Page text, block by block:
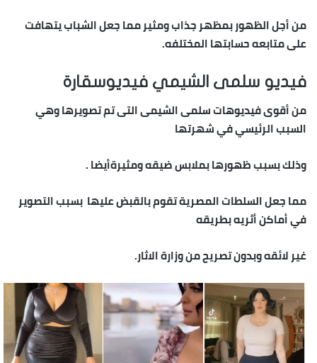
من أجل الظهور بمظهر جذاب ومثير مما جعل الشباب يتهافت
على متابعه حسابتها المختلفه.
فيديو سلمى الشيمي فيديوسقارة
من أقوى فيديوهات سلمى الشيمى التى تم تصويرها وهي
السبب الرئيسي في شهرتها
وذلك بسبب ظهورها بملابس ضيقه ومثيرةأيضا .
مما جعل السلطات المصرية تقوم بالقبض عليها بسبب التصوير
في أماكن أثريه بطريقه
غير لائقه وبدون تصريح من وزارة الاثار.